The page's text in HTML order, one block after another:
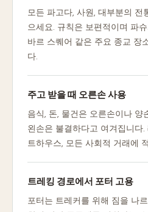
모든 파고다, 사원, 대부분의 전
으세요. 규칙은 보편적이며 파
바르 스퀘어 같은 주요 종교 장
다.
주고 받을 때 오른손 사용
음식, 돈, 물건은 오른손이나 양
왼손은 불결하다고 여겨집니다.
트하우스, 모든 사회적 거래에
트레킹 경로에서 포터 고용
포터는 트레커를 위해 짐을 나